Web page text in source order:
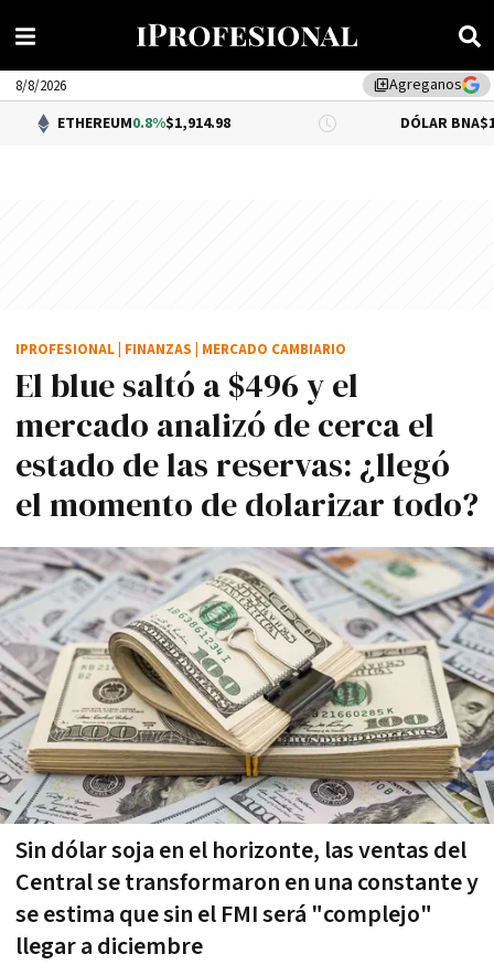
library_addAgreganos
8/8/2026
0.8%$1,914.98 DÓLAR BNA $1,520.00
El blue saltó a $496 y el
mercado analizó de cerca el
estado de las reservas: ¿llegó
el momento de dolarizar todo?
Sin dólar soja en el horizonte, las ventas del
Central se transformaron en una constante y
se estima que sin el FMI será "complejo"
llegar a diciembre
IPROFESIONAL FINANZAS MERCADO CAMBIARIO